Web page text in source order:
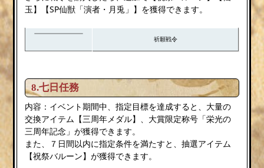
玉】【SP仙獣「演者・月兎」】を獲得できます。
祈願戦令
8.七日任務
内容：イベント期間中、指定目標を達成すると、大量の
交換アイテム【三周年メダル】、大賞限定称号「栄光の
三周年記念」が獲得できます。
また、７日間以内に指定条件を満たすと、抽選アイテム
【祝祭バルーン】が獲得できます。